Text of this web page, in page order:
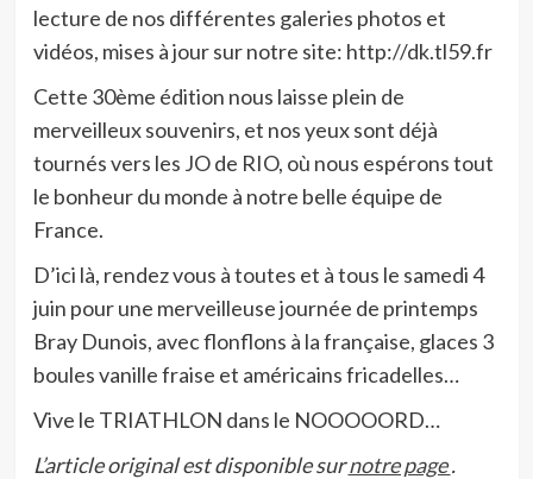
lecture de nos différentes galeries photos et
vidéos, mises à jour sur notre site: http://dk.tl59.fr
Cette 30ème édition nous laisse plein de
merveilleux souvenirs, et nos yeux sont déjà
tournés vers les JO de RIO, où nous espérons tout
le bonheur du monde à notre belle équipe de
France.
D’ici là, rendez vous à toutes et à tous le samedi 4
juin pour une merveilleuse journée de printemps
Bray Dunois, avec flonflons à la française, glaces 3
boules vanille fraise et américains fricadelles…
Vive le TRIATHLON dans le NOOOOORD…
L’article original est disponible surnotre page.